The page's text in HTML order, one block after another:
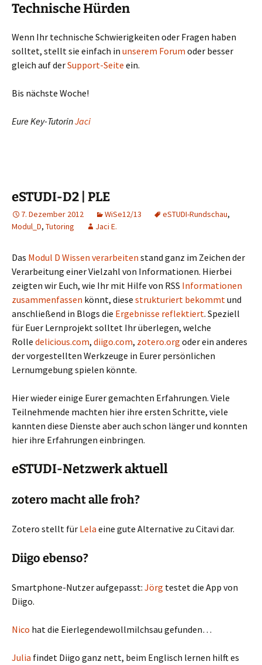
Technische Hürden
Wenn Ihr technische Schwierigkeiten oder Fragen haben
solltet, stellt sie einfach in unserem Forum oder besser
gleich auf derSupport-Seite ein.
Bis nächste Woche!
Eure Key-TutorinJaci
eSTUDI-D2 | PLE
7. Dezember 2012 WiSe12/13 eSTUDI-Rundschau,
Modul_D, Tutoring Jaci E.
Das Modul D Wissen verarbeiten stand ganz im Zeichen der
Verarbeitung einer Vielzahl von Informationen. Hierbei
zeigten wir Euch, wie Ihr mit Hilfe von RSS Informationen
zusammenfassen könnt, diese strukturiert bekommtund
anschließend in Blogs die Ergebnisse reflektiert. Speziell
für Euer Lernprojekt solltet Ihr überlegen, welche
Rolle delicious.com, diigo.com, zotero.org oder ein anderes
der vorgestellten Werkzeuge in Eurer persönlichen
Lernumgebung spielen könnte.
Hier wieder einige Eurer gemachten Erfahrungen. Viele
Teilnehmende machten hier ihre ersten Schritte, viele
kannten diese Dienste aber auch schon länger und konnten
hier ihre Erfahrungen einbringen.
eSTUDI-Netzwerk aktuell
zotero macht alle froh?
Zotero stellt für Lela eine gute Alternative zu Citavi dar.
Diigo ebenso?
Smartphone-Nutzer aufgepasst: Jörg testet die App von
Diigo.
Nico hat die Eierlegendewollmilchsau gefunden…
Julia findet Diigo ganz nett, beim Englisch lernen hilft es